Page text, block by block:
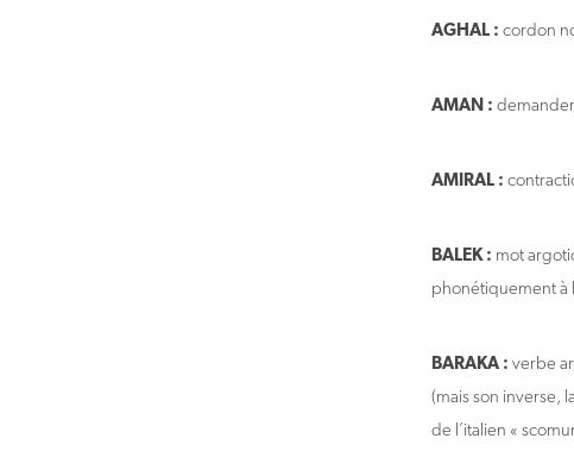
AGHAL : cordon
AMAN :
AMIRAL :
BALEK : mot
phonétiquement à
BARAKA : verbe
(mais son inverse,
de l’italien «